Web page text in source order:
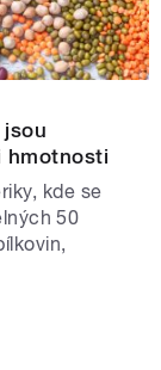
hmotnosti
kde se
50